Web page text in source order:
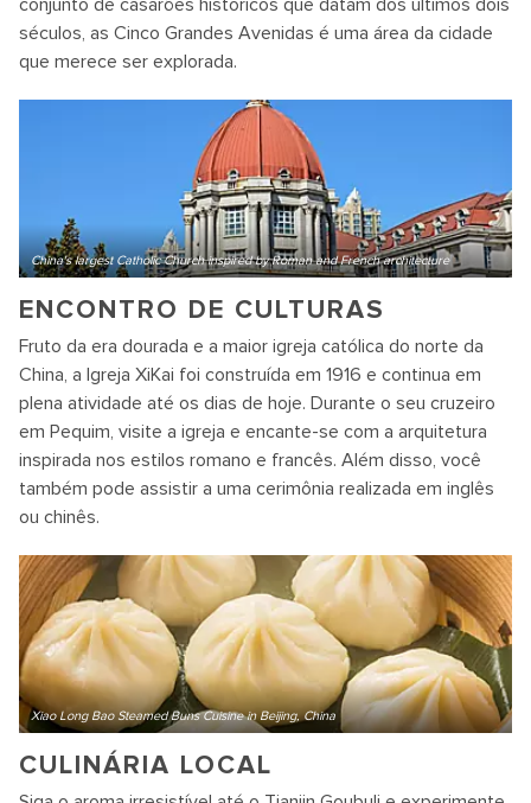
conjunto de casarões históricos que datam dos últimos dois
séculos, as Cinco Grandes Avenidas é uma área da cidade
que merece ser explorada.
China's largest Catholic Church inspired by Roman and French architecture
ENCONTRO DE CULTURAS
Fruto da era dourada e a maior igreja católica do norte da
China, a Igreja XiKai foi construída em 1916 e continua em
plena atividade até os dias de hoje. Durante o seu cruzeiro
em Pequim, visite a igreja e encante-se com a arquitetura
inspirada nos estilos romano e francês. Além disso, você
também pode assistir a uma cerimônia realizada em inglês
ou chinês.
Xiao Long Bao Steamed Buns Cuisine in Beijing, China
CULINÁRIA LOCAL